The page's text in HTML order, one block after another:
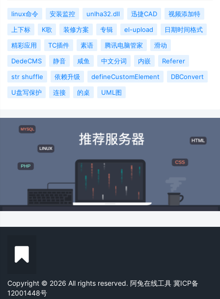
linux命令 安装监控 unlha32.dll 迅捷CAD
视频添加特
上下标
K歌 装修方案 专辑 el-upload
日期时间格式
精彩应用
TC插件 素语 腾讯电脑管家
滑动
DedeCMS
静音 咸鱼 中文分词 内嵌
Referer
str shuffle
依赖升级 defineCustomElement
DBConvert
U盘写保护
连接 的桌 UML图
Copyright © 2026 All rights reserved. 阿兔在线工具 冀ICP备
12001448号